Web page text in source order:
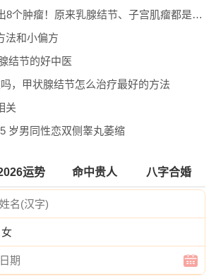
22岁姑娘乳房竟长出8个肿瘤！原来乳腺结节、子宫肌瘤都是肝郁生出...
法和小偏方
结节的好中医
，甲状腺结节怎么治疗最好的方法
关
岁男同性恋双侧睾丸萎缩
运势 命中贵人 八字合婚
女